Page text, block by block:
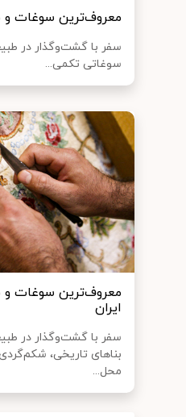
معروف‌‌ترین سوغات و
سفر با گشت‌و‌گذار در
سوغاتی تکمی...
معروف‌‌ترین سوغات و
ایران
سفر با گشت‌و‌گذار در
بناهای تاریخی،
محل...